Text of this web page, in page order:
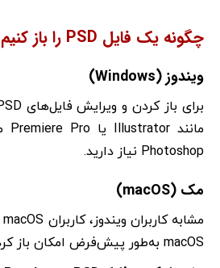
چگونه یک فایل PSD را باز کنیم
ویندوز (Windows)
Photoshop نیاز دارید.
مک (macOS)
macOS به‌طور پیش‌فرض امکان باز کردن و مشاهده فایل‌های PSD را فراهم می‌کند، اما قابلیت ویرایش تصویر را نخواهد داشت.